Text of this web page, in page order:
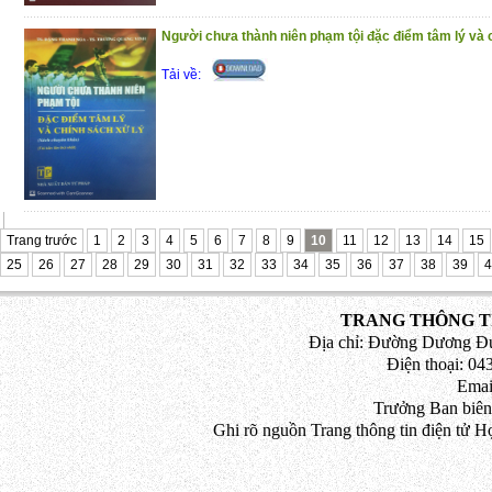
Người chưa thành niên phạm tội đặc điểm tâm lý và
Tải về:
Trang trước 1 2 3 4 5 6 7 8 9 10 11 12 13 14
15
25
26 27 28 29 30 31 32 33 34 35 36 37 38 39
TRANG THÔNG
Địa chỉ: Đường Dương
Điện thoại:
Trưởng Ban
Ghi rõ nguồn Trang thông tin điện tử